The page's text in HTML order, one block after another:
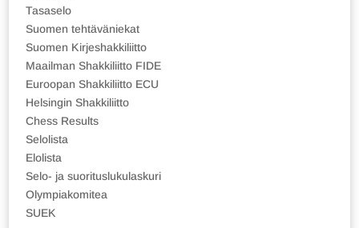
Tasaselo
Suomen tehtäväniekat
Suomen Kirjeshakkiliitto
Maailman Shakkiliitto FIDE
Euroopan Shakkiliitto ECU
Helsingin Shakkiliitto
Chess Results
Selolista
Elolista
Selo- ja suorituslukulaskuri
Olympiakomitea
SUEK